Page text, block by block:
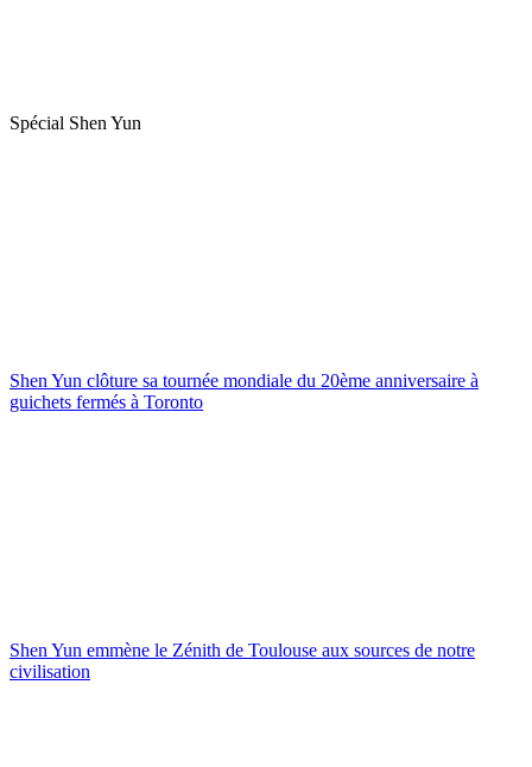
Spécial Shen Yun
Shen Yun clôture sa tournée mondiale du 20ème anniversaire à
guichets fermés à Toronto
Shen Yun emmène le Zénith de Toulouse aux sources de notre
civilisation